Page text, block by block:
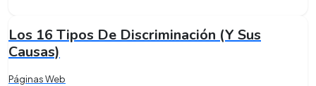
​Los 16 Tipos De Discriminación (Y Sus
Causas)
Páginas Web